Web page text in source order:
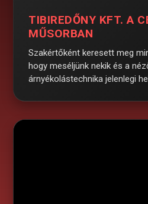
TIBIREDŐNY KFT. A
MŰSORBAN
Szakértőként keresett meg
hogy meséljünk nekik és a
árnyékolástechnika jelenlegi